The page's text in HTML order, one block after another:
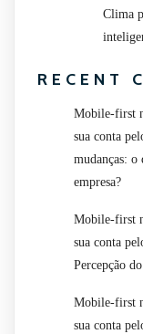
Clima
RECENT
Mobile-first
sua conta
mudanças: o
empresa?
Mobile-first
sua conta
Percepção
Mobile-first
sua conta